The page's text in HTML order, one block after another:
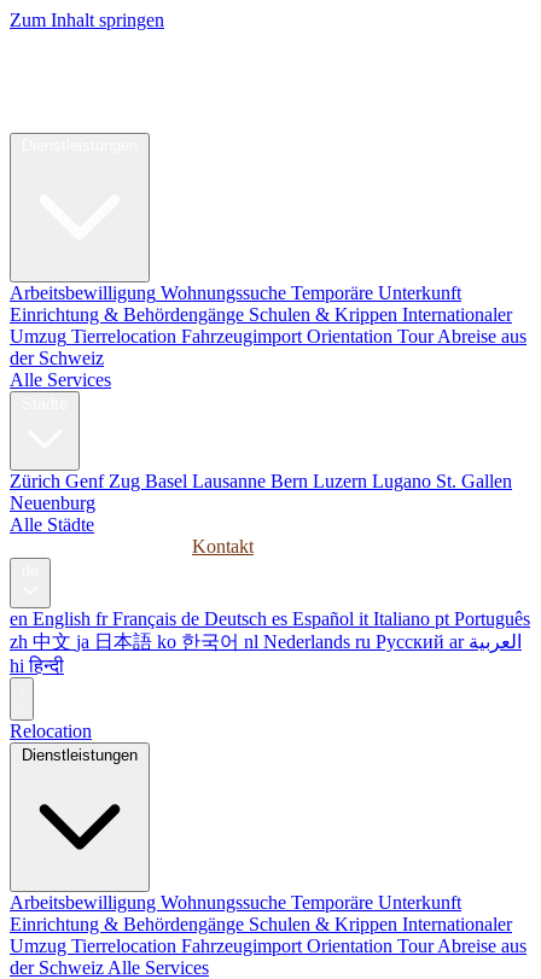
Zum Inhalt springen
Arbeitsbewilligung Wohnungssuche Temporäre Unterkunft
Einrichtung & Behördengänge Schulen & Krippen Internationaler
Umzug Tierrelocation Fahrzeugimport Orientation Tour Abreise aus
der Schweiz
Alle Services
Zürich Genf Zug Basel Lausanne Bern Luzern Lugano St. Gallen
Neuenburg
Alle Städte
Kontakt
en English fr Français de Deutsch es Español it Italiano pt Português
zh 中文 ja 日本語 ko 한국어 nl Nederlands ru Русский ar العربية
hi हिन्दी
Relocation
Dienstleistungen
Arbeitsbewilligung Wohnungssuche Temporäre Unterkunft
Einrichtung & Behördengänge Schulen & Krippen Internationaler
Umzug Tierrelocation Fahrzeugimport Orientation TourAbreise aus
der Schweiz Alle Services